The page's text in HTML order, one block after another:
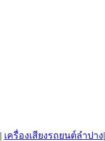
| เครื่องเสียงรถยนต์ลำปาง|